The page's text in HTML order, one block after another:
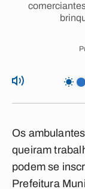
Os
queiram
podem se
Prefeitura